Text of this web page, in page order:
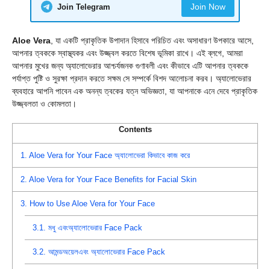
Join Telegram Join Now
Aloe Vera , যা একটি প্রাকৃতিক উপাদান হিসাবে পরিচিত এবং অসাধারণ উপকারে আসে,
আপনার ত্বককে স্বাস্থ্যকর এবং উজ্জ্বল করতে বিশেষ ভূমিকা রাখে। এই ব্লগে, আমরা
আপনার মুখের জন্য অ্যালোভেরার আশ্চর্যজনক গুণাবলী এবং কীভাবে এটি আপনার ত্বককে
পর্যাপ্ত পুষ্টি ও সুরক্ষা প্রদান করতে সক্ষম সে সম্পর্কে বিশদ আলোচনা করব। অ্যালোভেরার
ব্যবহারে আপনি পাবেন এক অনন্য ত্বকের যত্ন অভিজ্ঞতা, যা আপনাকে এনে দেবে প্রাকৃতিক
উজ্জ্বলতা ও কোমলতা।
Contents
1. Aloe Vera for Your Face অ্যালোভেরা কিভাবে কাজ করে
2. Aloe Vera for Your Face Benefits for Facial Skin
3. How to Use Aloe Vera for Your Face
3.1. মধু এবংঅ্যালোভেরার Face Pack
3.2. আমন্ডঅয়েলএবং অ্যালোভেরার Face Pack